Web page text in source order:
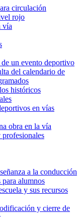
circulación
rojo
vía
un evento deportivo
del calendario de
históricos
en vías
obra en la vía
profesionales
a la conducción
para alumnos
y sus recursos
y cierre de